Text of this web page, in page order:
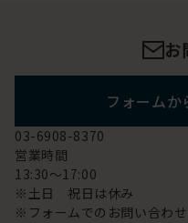
お
フォームか
03-6908-8370
営業時間
13:30～17:00
※土日 祝日は休み
※フォームでのお問い合わ